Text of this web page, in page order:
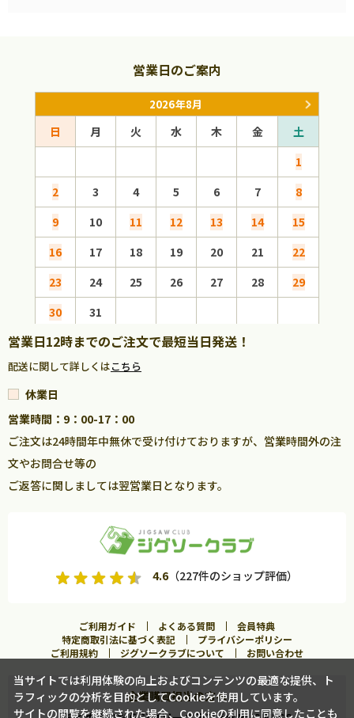
カートに入れる
営業日のご案内
2026年8月
日 月 火 水 木 金
土
1
2
3 4 5 6 7
8
9
10 11 12 13 14
15
16
17 18 19 20 21
22
23
24 25 26 27 28
29
30
31
営業日12時までのご注文で最短当日発送！
配送に関して詳しくはこちら
休業日
営業時間：9：00-17：00
ご注文は24時間年中無休で受け付けておりますが、営業時間外の注
文やお問合せ等の
ご返答に関しましては翌営業日となります。
4.6（227件のショップ評価）
ご利用ガイド よくある質問
会員特典
特定商取引法に基づく表記
プライバシーポリシー
ご利用規約
ジグソークラブについて お問い合わせ
企業購買担当の方へ
当サイトでは利用体験の向上およびコンテンツの最適な提供、ト
ラフィックの分析を目的としてCookieを使用しています。
サイトの閲覧を継続された場合、Cookieの利用に同意したことも